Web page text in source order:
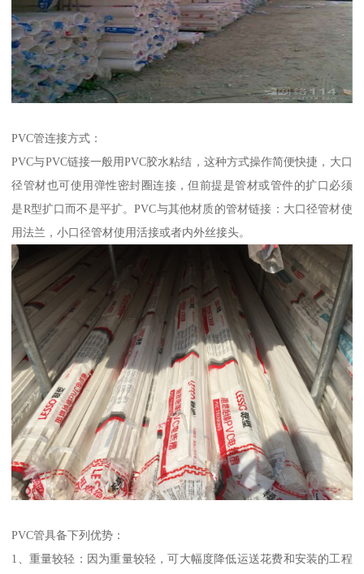
PVC管连接方式：
PVC与PVC链接一般用PVC胶水粘结，这种方式操作简便快捷，大口
径管材也可使用弹性密封圈连接，但前提是管材或管件的扩口必须
是R型扩口而不是平扩。PVC与其他材质的管材链接：大口径管材使
用法兰，小口径管材使用活接或者内外丝接头。
PVC管具备下列优势：
1、重量较轻：因为重量较轻，可大幅度降低运送花费和安装的工程